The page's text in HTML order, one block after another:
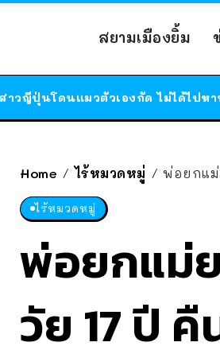
สยามเมืองยิ้ม
Home / ไร้หมวดหมู่ / พ่อยกแม่
ไร้หมวดหมู่
พ่อยกแม่
วัย 17 ปี